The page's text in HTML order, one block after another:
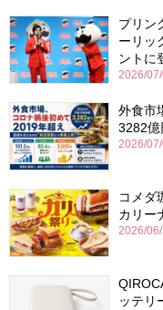
プリン
ーリッ
ントに
2026/
外食市
3282億
2026/
コメダ
カリー
2026/
ッテリ